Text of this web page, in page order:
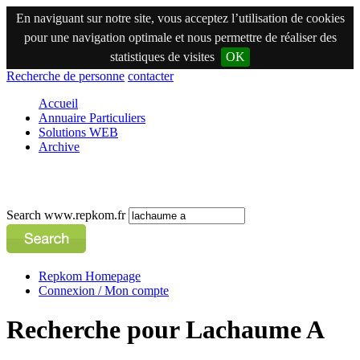
En naviguant sur notre site, vous acceptez l’utilisation de cookies
pour une navigation optimale et nous permettre de réaliser des
statistiques de visites
OK
Recherche de personne contacter
Accueil
Annuaire Particuliers
Solutions WEB
Archive
Search www.repkom.fr
Repkom Homepage
Connexion / Mon compte
Recherche pour Lachaume A